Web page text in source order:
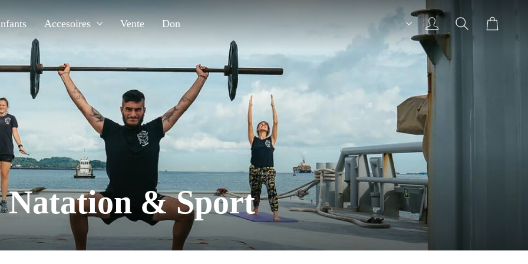
Accesoires Vente Don
Natation & Sport